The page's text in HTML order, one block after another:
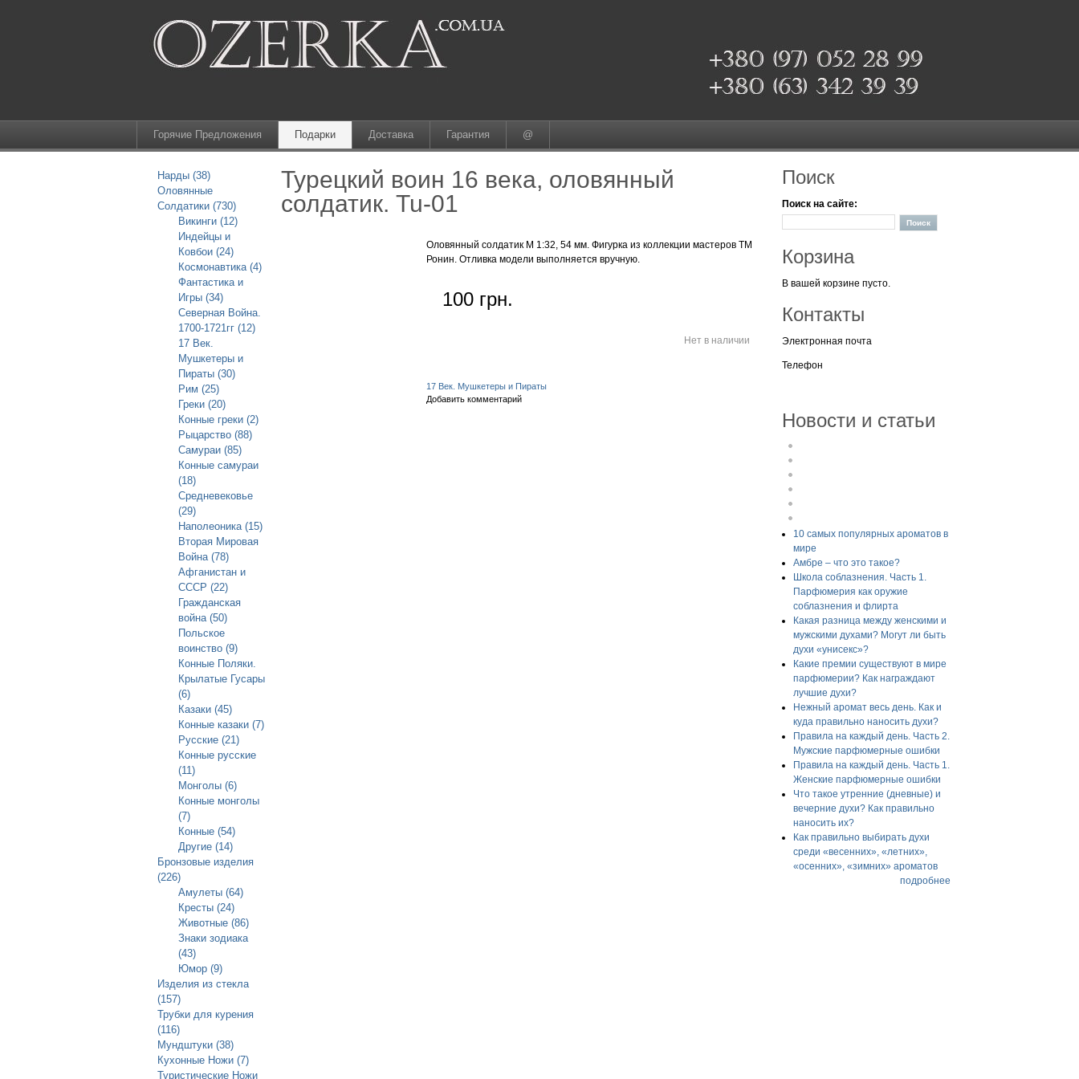
Горячие Предложения Подарки Доставка Гарантия @
Нарды (38)
Оловянные
Солдатики (730)
Викинги (12)
Индейцы и
Ковбои (24)
Космонавтика (4)
Фантастика и
Игры (34)
Северная Война.
1700-1721гг (12)
17 Век.
Мушкетеры и
Пираты (30)
Рим (25)
Греки (20)
Конные греки (2)
Рыцарство (88)
Самураи (85)
Конные самураи
(18)
Средневековье
(29)
Наполеоника (15)
Вторая Мировая
Война (78)
Афганистан и
СССР (22)
Гражданская
война (50)
Польское
воинство (9)
Конные Поляки.
Крылатые Гусары
(6)
Казаки (45)
Конные казаки (7)
Русские (21)
Конные русские
(11)
Монголы (6)
Конные монголы
(7)
Конные (54)
Другие (14)
Бронзовые изделия
(226)
Амулеты (64)
Кресты (24)
Животные (86)
Знаки зодиака
(43)
Юмор (9)
Изделия из стекла
(157)
Трубки для курения
(116)
Мундштуки (38)
Кухонные Ножи (7)
Туристические Ножи
Турецкий воин 16 века, оловянный
солдатик. Tu-01
Оловянный солдатик М 1:32, 54 мм. Фигурка из коллекции мастеров ТМ
Ронин. Отливка модели выполняется вручную.
100 грн.
Нет в наличии
17 Век. Мушкетеры и Пираты
Добавить комментарий
Поиск
Поиск на сайте:
Корзина
В вашей корзине пусто.
Контакты
Электронная почта
Телефон
Новости и статьи
10 самых популярных ароматов в
мире
Амбре – что это такое?
Школа соблазнения. Часть 1.
Парфюмерия как оружие
соблазнения и флирта
Какая разница между женскими и
мужскими духами? Могут ли быть
духи «унисекс»?
Какие премии существуют в мире
парфюмерии? Как награждают
лучшие духи?
Нежный аромат весь день. Как и
куда правильно наносить духи?
Правила на каждый день. Часть 2.
Мужские парфюмерные ошибки
Правила на каждый день. Часть 1.
Женские парфюмерные ошибки
Что такое утренние (дневные) и
вечерние духи? Как правильно
наносить их?
Как правильно выбирать духи
среди «весенних», «летних»,
«осенних», «зимних» ароматов
подробнее